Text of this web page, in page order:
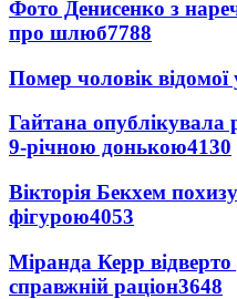
Фото Денисенко з
про шлюб7788
Помер чоловік відомої
Гайтана опублікувала
9-річною донькою4130
Вікторія Бекхем
фігурою4053
Міранда Керр відверто
справжній раціон3648